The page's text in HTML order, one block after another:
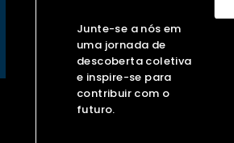
Junte-se a nós em
uma jornada de
descoberta coletiva
e inspire-se para
contribuir com o
futuro.